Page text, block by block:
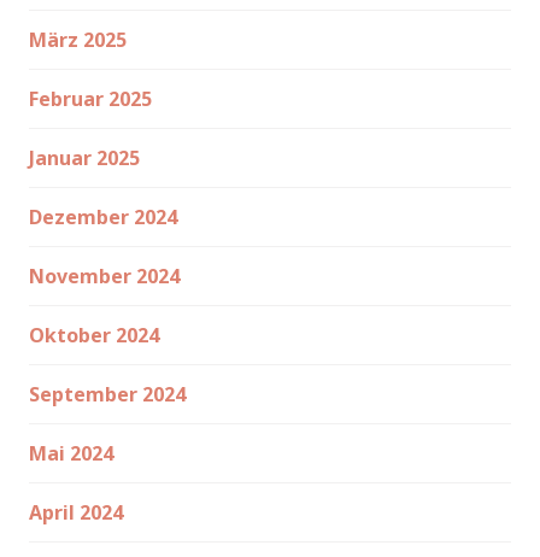
März 2025
Februar 2025
Januar 2025
Dezember 2024
November 2024
Oktober 2024
September 2024
Mai 2024
April 2024